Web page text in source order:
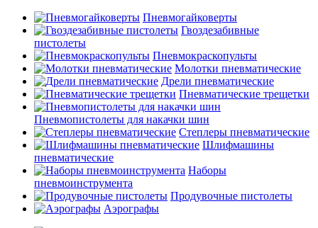
Пневмогайковерты
Гвоздезабивные
пистолеты
Пневмокраскопульты
Молотки пневматические
Дрели пневматические
Пневматические трещетки
Пневмопистолеты для накачки шин
Степлеры пневматические
Шлифмашины
пневматические
Наборы
пневмоинструмента
Продувочные пистолеты
Аэрографы